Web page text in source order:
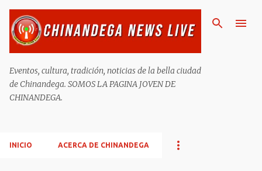
Eventos, cultura, tradición, noticias de la bella ciudad
de Chinandega. SOMOS LA PAGINA JOVEN DE
CHINANDEGA.
INICIO ACERCA DE CHINANDEGA